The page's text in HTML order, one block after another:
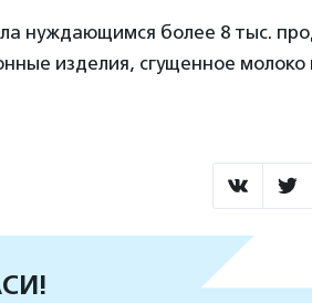
нуждающимся более 8 тыс.
изделия, сгущенное молоко